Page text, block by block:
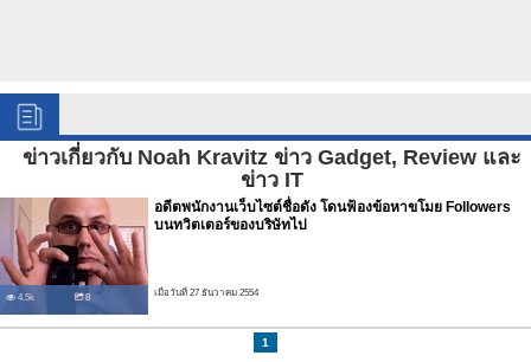
ข่าวเกี่ยวกับ Noah Kravitz ข่าว Gadget, Review และ
ข่าว IT
4.5k 8
อดีตพนักงานเว็บไซต์ชื่อดัง โดนฟ้องข้อหาขโมย Followers
บนทวิตเตอร์ของบริษัทไป
เมื่อวันที่ 27 ธันวาคม 2554
1